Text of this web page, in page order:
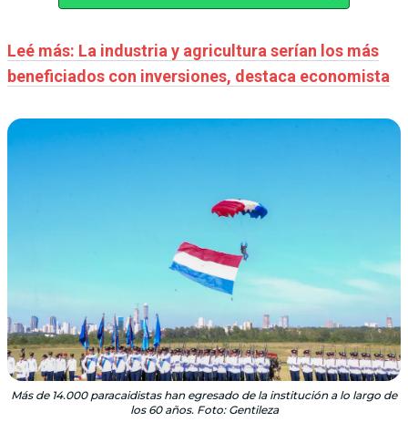
Leé más: La industria y agricultura serían los más
beneficiados con inversiones, destaca economista
Más de 14.000 paracaidistas han egresado de la institución a lo largo de
los 60 años. Foto: Gentileza